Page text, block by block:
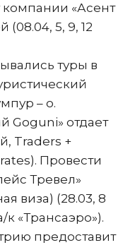
«Асент
(08.04, 5, 9, 12
туры в
– о.
Goguni» отдает
Traders +
Провести
Тревел»
виза) (28.03, 8
к «Трансаэро»).
предоставит